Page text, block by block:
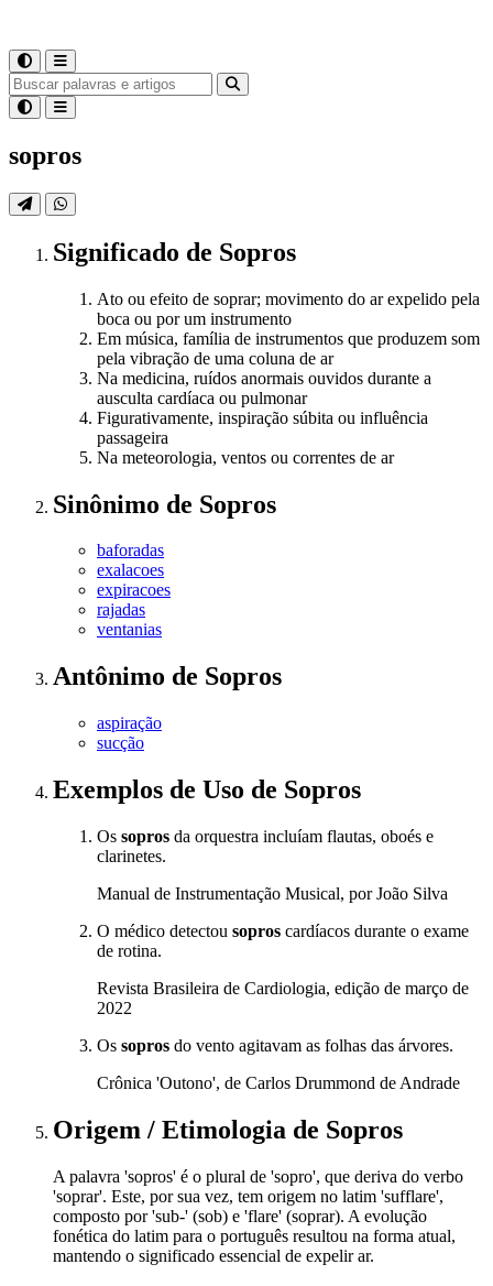
sopros
Significado de Sopros
Ato ou efeito de soprar; movimento do ar expelido pela
boca ou por um instrumento
Em música, família de instrumentos que produzem som
pela vibração de uma coluna de ar
Na medicina, ruídos anormais ouvidos durante a
ausculta cardíaca ou pulmonar
Figurativamente, inspiração súbita ou influência
passageira
Na meteorologia, ventos ou correntes de ar
Sinônimo de Sopros
baforadas
exalacoes
expiracoes
rajadas
ventanias
Antônimo de Sopros
aspiração
sucção
Exemplos de Uso de Sopros
Os sopros da orquestra incluíam flautas, oboés e
clarinetes.
Manual de Instrumentação Musical, por João Silva
O médico detectou sopros cardíacos durante o exame
de rotina.
Revista Brasileira de Cardiologia, edição de março de
2022
Os sopros do vento agitavam as folhas das árvores.
Crônica 'Outono', de Carlos Drummond de Andrade
Origem / Etimologia de Sopros
A palavra 'sopros' é o plural de 'sopro', que deriva do verbo
'soprar'. Este, por sua vez, tem origem no latim 'sufflare',
composto por 'sub-' (sob) e 'flare' (soprar). A evolução
fonética do latim para o português resultou na forma atual,
mantendo o significado essencial de expelir ar.